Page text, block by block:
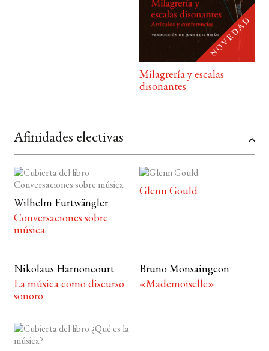
Milagrería y escalas
disonantes
Afinidades electivas
Wilhelm Furtwängler
Conversaciones sobre
música
Glenn Gould
Nikolaus Harnoncourt
La música como discurso
sonoro
Bruno Monsaingeon
«Mademoiselle»